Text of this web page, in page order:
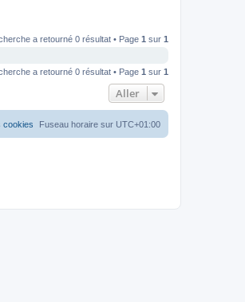
a retourné 0 résultat • Page 1 sur 1
a retourné 0 résultat • Page 1 sur 1
Aller
Fuseau horaire sur UTC+01:00
cookies